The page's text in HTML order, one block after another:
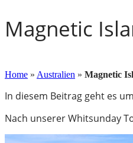
Magnetic
Home » Australien » Magnetic
In diesem Beitrag geht es
Nach unserer Whitsunday